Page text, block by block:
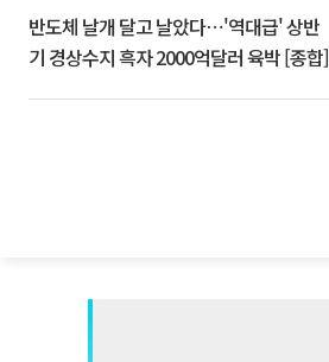
반도체 날개 달고 날았다⋯'역대급' 상반
기 경상수지 흑자 2000억달러 육박 [종합]